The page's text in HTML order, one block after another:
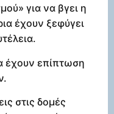
για να βγει η
έχουν ξεφύγει
έχουν επίπτωση
στις δομές